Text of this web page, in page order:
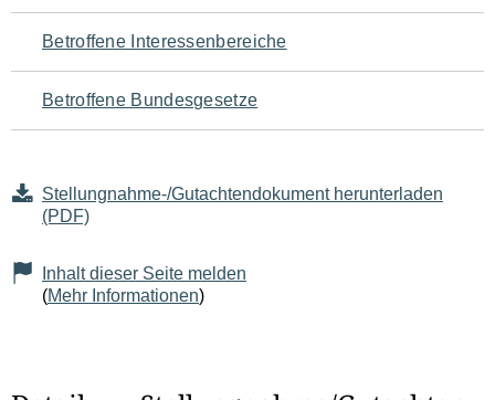
für
den
Seiteninhalt
Betroffene Interessenbereiche
Betroffene Bundesgesetze
Stellungnahme-/Gutachtendokument herunterladen
(PDF)
Inhalt dieser Seite melden
(Mehr Informationen)